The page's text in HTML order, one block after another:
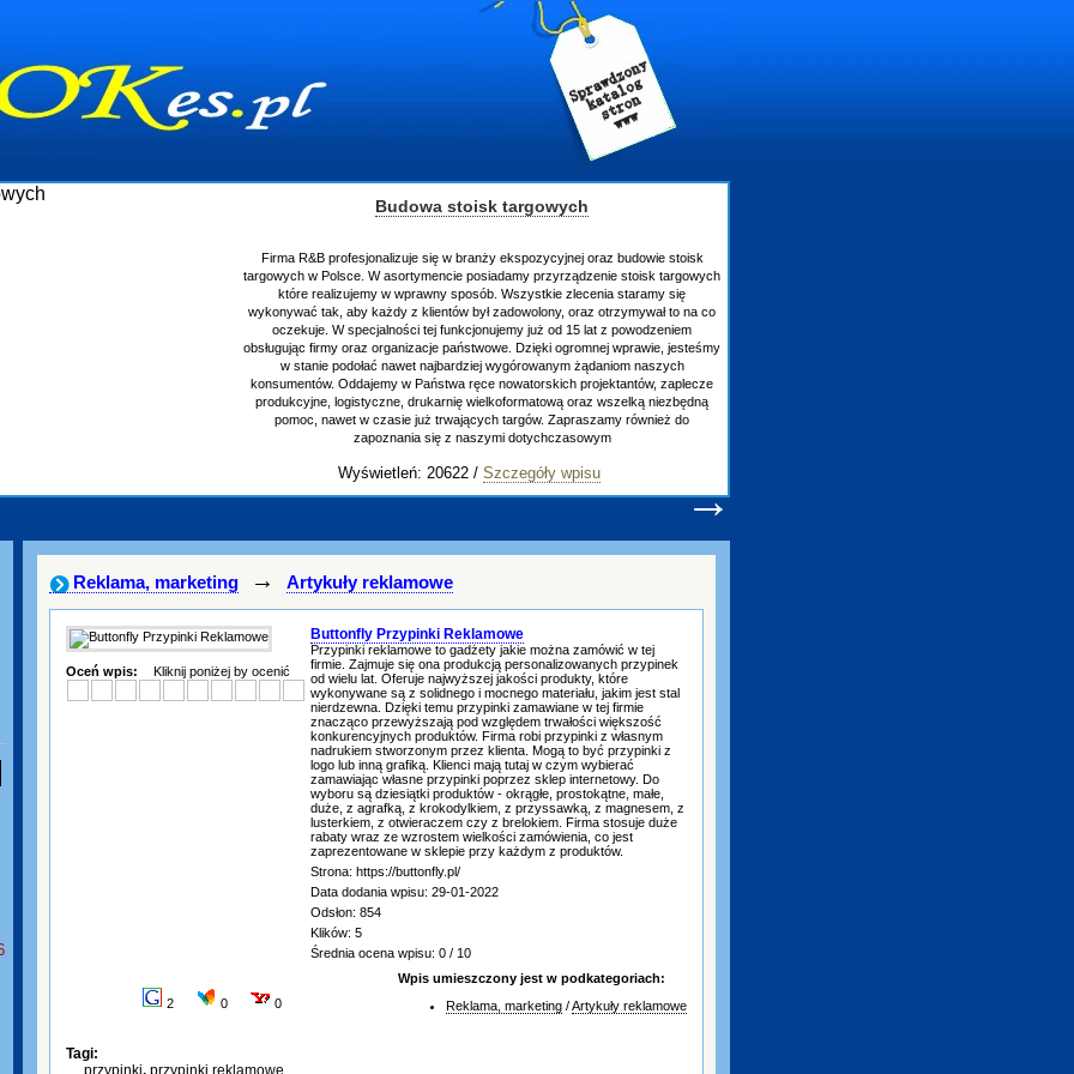
Budowa stoisk targowych
Firma R&B profesjonalizuje się w branży ekspozycyjnej oraz budowie stoisk
targowych w Polsce. W asortymencie posiadamy przyrządzenie stoisk targowych
które realizujemy w wprawny sposób. Wszystkie zlecenia staramy się
wykonywać tak, aby każdy z klientów był zadowolony, oraz otrzymywał to na co
oczekuje. W specjalności tej funkcjonujemy już od 15 lat z powodzeniem
obsługując firmy oraz organizacje państwowe. Dzięki ogromnej wprawie, jesteśmy
w stanie podołać nawet najbardziej wygórowanym żądaniom naszych
konsumentów. Oddajemy w Państwa ręce nowatorskich projektantów, zaplecze
produkcyjne, logistyczne, drukarnię wielkoformatową oraz wszelką niezbędną
pomoc, nawet w czasie już trwających targów. Zapraszamy również do
zapoznania się z naszymi dotychczasowym
Wyświetleń: 20622 / Szczegóły wpisu
→
Reklama, marketing → Artykuły reklamowe
Oceń wpis: Kliknij poniżej by ocenić
Buttonfly Przypinki Reklamowe
Przypinki reklamowe to gadżety jakie można zamówić w tej
firmie. Zajmuje się ona produkcją personalizowanych przypinek
od wielu lat. Oferuje najwyższej jakości produkty, które
wykonywane są z solidnego i mocnego materiału, jakim jest stal
nierdzewna. Dzięki temu przypinki zamawiane w tej firmie
znacząco przewyższają pod względem trwałości większość
konkurencyjnych produktów. Firma robi przypinki z własnym
nadrukiem stworzonym przez klienta. Mogą to być przypinki z
logo lub inną grafiką. Klienci mają tutaj w czym wybierać
zamawiając własne przypinki poprzez sklep internetowy. Do
wyboru są dziesiątki produktów - okrągłe, prostokątne, małe,
duże, z agrafką, z krokodylkiem, z przyssawką, z magnesem, z
lusterkiem, z otwieraczem czy z brelokiem. Firma stosuje duże
rabaty wraz ze wzrostem wielkości zamówienia, co jest
zaprezentowane w sklepie przy każdym z produktów.
Strona: https://buttonfly.pl/
Data dodania wpisu: 29-01-2022
Odsłon: 854
Klików: 5
Średnia ocena wpisu: 0 / 10
2 0 0
Wpis umieszczony jest w podkategoriach:
Reklama, marketing /Artykuły reklamowe
Tagi:
przypinki, przypinki reklamowe